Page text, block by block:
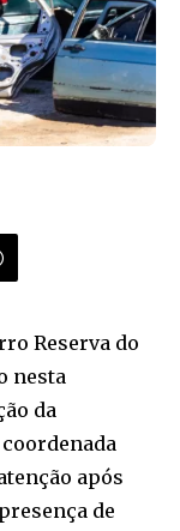
Reserva do
nesta
da
após
de